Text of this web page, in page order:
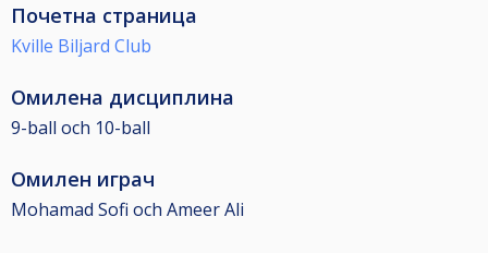
Почетна страница
Kville Biljard Club
Омилена дисциплина
9-ball och 10-ball
Омилен играч
Mohamad Sofi och Ameer Ali